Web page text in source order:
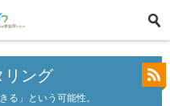
リング
る」という可能性。